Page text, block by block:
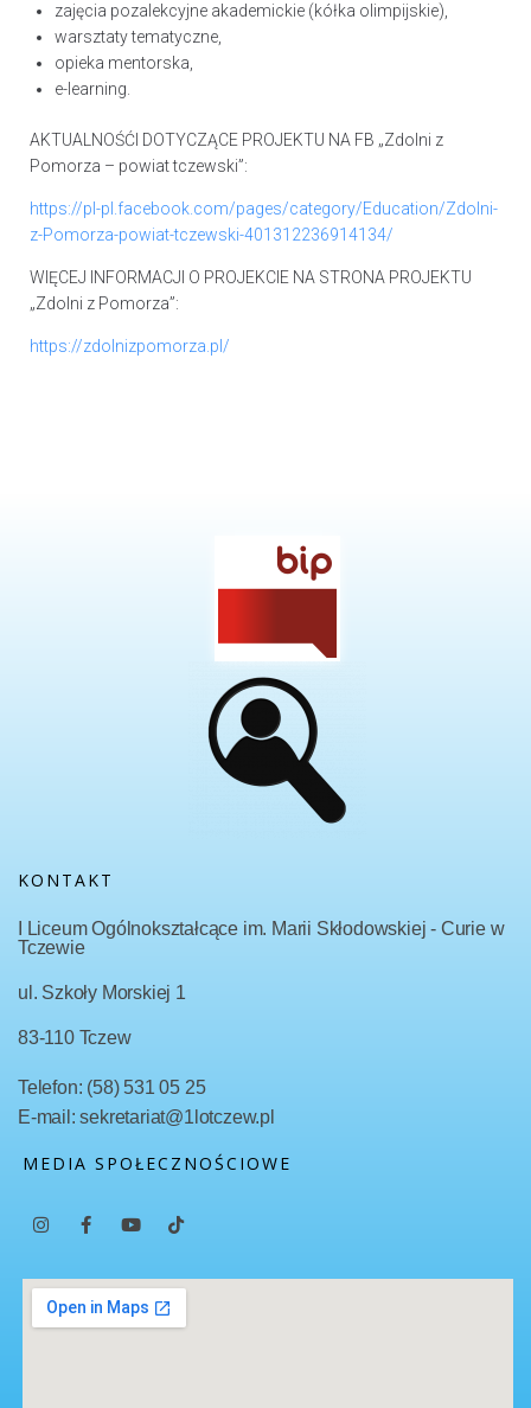
zajęcia pozalekcyjne akademickie (kółka olimpijskie),
warsztaty tematyczne,
opieka mentorska,
e-learning.
AKTUALNOŚĆI DOTYCZĄCE PROJEKTU NA FB „Zdolni z
Pomorza – powiat tczewski”:
https://pl-pl.facebook.com/pages/category/Education/Zdolni-
z-Pomorza-powiat-tczewski-401312236914134/
WIĘCEJ INFORMACJI O PROJEKCIE NA STRONA PROJEKTU
„Zdolni z Pomorza”:
https://zdolnizpomorza.pl/
KONTAKT
I Liceum Ogólnokształcące im. Marii Skłodowskiej - Curie w
Tczewie
ul. Szkoły Morskiej 1
83-110 Tczew
Telefon: (58) 531 05 25
E-mail: sekretariat@1lotczew.pl
MEDIA SPOŁECZNOŚCIOWE